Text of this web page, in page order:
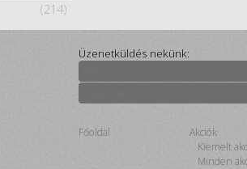
(214)
Üzenetküldés nekünk:
Főoldal
Akciók
Kiemelt
Minden